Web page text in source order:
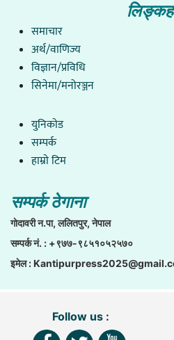
समाचार
अर्थ/वाणिज्य
विज्ञान/प्रविधि
सिनेमा/मनोरञ्जन
युनिकाेड
सम्पर्क
हाम्राे टिम
सम्पर्क ठेगाना
गाेदावरी न.पा, ललितपुर, नेपाल
सम्पर्क नं. : +९७७-९८५१०५२५७०
इमेल :
Follow us :